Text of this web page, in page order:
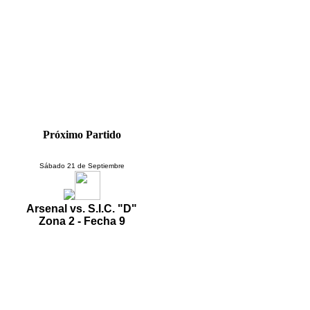
Próximo Partido
Sábado 21 de Septiembre
Arsenal vs. S.I.C. "D"
Zona 2 - Fecha 9